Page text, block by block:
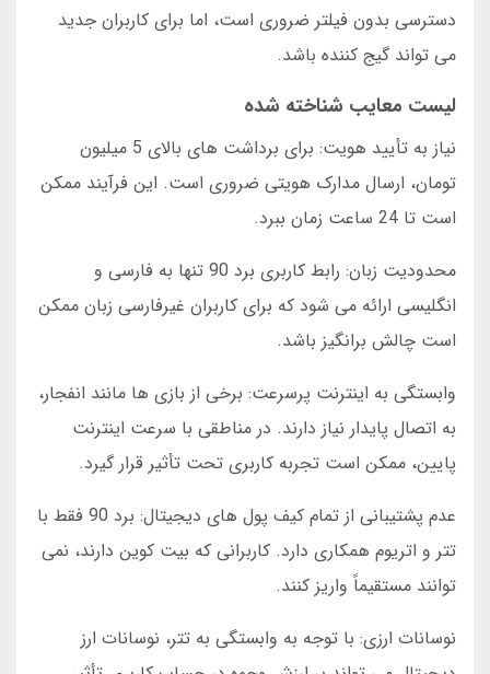
دسترسی بدون فیلتر ضروری است، اما برای کاربران جدید
می تواند گیج کننده باشد.
لیست معایب شناخته شده
نیاز به تأیید هویت: برای برداشت های بالای 5 میلیون
تومان، ارسال مدارک هویتی ضروری است. این فرآیند ممکن
است تا 24 ساعت زمان ببرد.
محدودیت زبان: رابط کاربری برد 90 تنها به فارسی و
انگلیسی ارائه می شود که برای کاربران غیرفارسی زبان ممکن
است چالش برانگیز باشد.
وابستگی به اینترنت پرسرعت: برخی از بازی ها مانند انفجار،
به اتصال پایدار نیاز دارند. در مناطقی با سرعت اینترنت
پایین، ممکن است تجربه کاربری تحت تأثیر قرار گیرد.
عدم پشتیبانی از تمام کیف پول های دیجیتال: برد 90 فقط با
تتر و اتریوم همکاری دارد. کاربرانی که بیت کوین دارند، نمی
توانند مستقیماً واریز کنند.
نوسانات ارزی: با توجه به وابستگی به تتر، نوسانات ارز